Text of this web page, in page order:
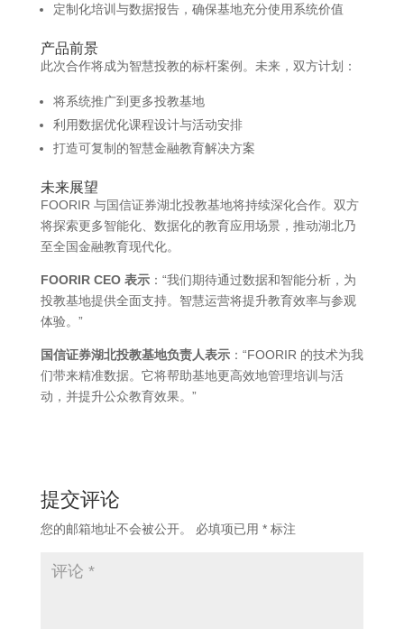
定制化培训与数据报告，确保基地充分使用系统价值
产品前景
此次合作将成为智慧投教的标杆案例。未来，双方计划：
将系统推广到更多投教基地
利用数据优化课程设计与活动安排
打造可复制的智慧金融教育解决方案
未来展望
FOORIR 与国信证券湖北投教基地将持续深化合作。双方
将探索更多智能化、数据化的教育应用场景，推动湖北乃
至全国金融教育现代化。
FOORIR CEO 表示：“我们期待通过数据和智能分析，为
投教基地提供全面支持。智慧运营将提升教育效率与参观
体验。”
国信证券湖北投教基地负责人表示：“FOORIR 的技术为我
们带来精准数据。它将帮助基地更高效地管理培训与活
动，并提升公众教育效果。”
提交评论
您的邮箱地址不会被公开。 必填项已用 *标注